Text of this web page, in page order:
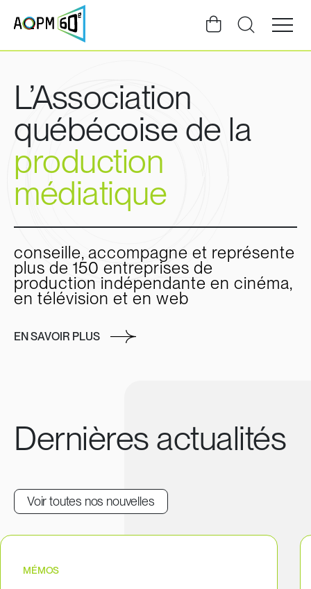
Ouvrir
la
du
L’Association
québécoise de la
production
médiatique
conseille, accompagne et représente
plus de 150 entreprises de
production indépendante en cinéma,
en télévision et en web
EN SAVOIR PLUS
Dernières actualités
Voir toutes nos nouvelles
MÉMOS